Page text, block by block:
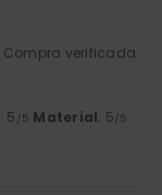
Compra verificada
: 5 /5 Material: 5/5